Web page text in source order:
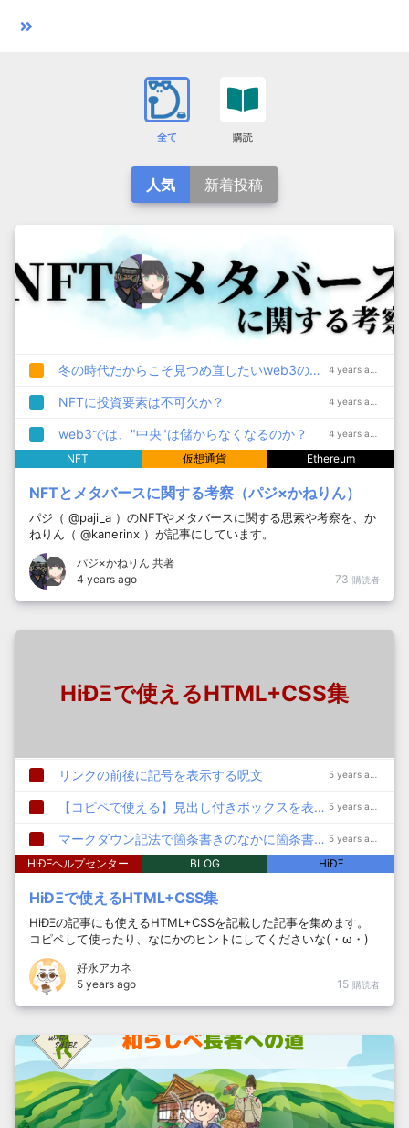
全て 購読
人気 新着投稿
冬の時代だからこそ見つめ直したいweb3の本質
NFTに投資要素は不可欠か？
web3では、"中央"は儲からなくなるのか？
NFT 仮想通貨 Ethereum
NFTとメタバースに関する考察（パジ×かねりん）
パジ（ @paji_a ）のNFTやメタバースに関する思索や考察を、か
ねりん（ @kanerinx ）が記事にしています。
パジ×かねりん 共著
4 years ago
73 購読者
HiÐΞで使えるHTML+CSS集
リンクの前後に記号を表示する呪文
【コピペで使える】見出し付きボックスを表示する呪文
マークダウン記法で箇条書きのなかに箇条書きを作る書き方
HiÐΞヘルプセンター BLOG HiÐΞ
HiÐΞで使えるHTML+CSS集
HiÐΞの記事にも使えるHTML+CSSを記載した記事を集めます。
コピペして使ったり、なにかのヒントにしてくださいな(・ω・)
好永アカネ
5 years ago
15 購読者